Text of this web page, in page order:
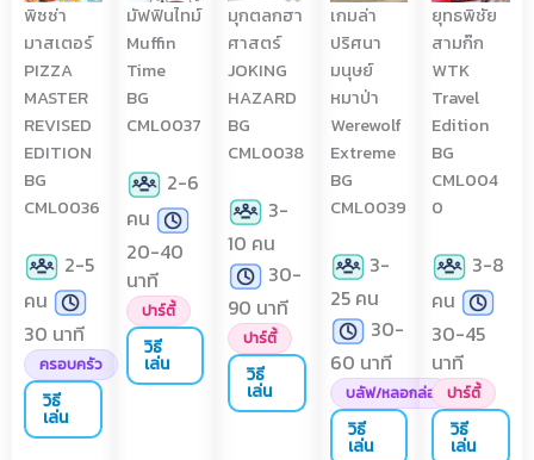
พิซซ่า
มาสเตอร์
PIZZA
MASTER
REVISED
EDITION
BG
CML0036
2-5
คน
30 นาที
ครอบครัว
วิธี
เล่น
มัฟฟินไทม์
Muffin
Time
BG
CML0037
2-6
คน
20-40
นาที
ปาร์ตี้
วิธี
เล่น
มุกตลกฮา
ศาสตร์
JOKING
HAZARD
BG
CML0038
3-
10 คน
30-
90 นาที
ปาร์ตี้
วิธี
เล่น
เกมล่า
ปริศนา
มนุษย์
หมาป่า
Werewolf
Extreme
BG
CML0039
3-
25 คน
30-
60 นาที
บลัฟ/หลอกล่อ
วิธี
เล่น
ยุทธพิชัย
สามก๊ก
WTK
Travel
Edition
BG
CML004
0
3-8
คน
30-45
นาที
ปาร์ตี้
วิธี
เล่น